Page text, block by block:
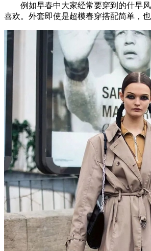
例如早春中大家经常要穿到的什早风
喜欢。外套即使是超模春穿搭配简单，